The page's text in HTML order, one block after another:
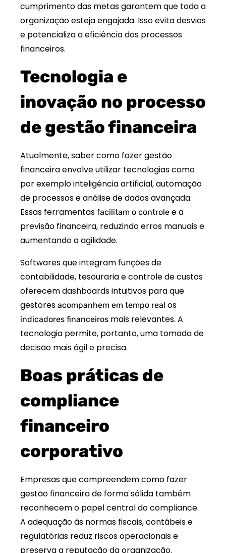
cumprimento das metas garantem que toda a
organização esteja engajada. Isso evita desvios
e potencializa a eficiência dos processos
financeiros.
Tecnologia e
inovação no processo
de gestão financeira
Atualmente, saber como fazer gestão
financeira envolve utilizar tecnologias como
por exemplo inteligência artificial, automação
de processos e análise de dados avançada.
Essas ferramentas facilitam o controle e a
previsão financeira, reduzindo erros manuais e
aumentando a agilidade.
Softwares que integram funções de
contabilidade, tesouraria e controle de custos
oferecem dashboards intuitivos para que
gestores acompanhem em tempo real os
indicadores financeiros mais relevantes. A
tecnologia permite, portanto, uma tomada de
decisão mais ágil e precisa.
Boas práticas de
compliance
financeiro
corporativo
Empresas que compreendem como fazer
gestão financeira de forma sólida também
reconhecem o papel central do compliance.
A adequação às normas fiscais, contábeis e
regulatórias reduz riscos operacionais e
preserva a reputação da organização.